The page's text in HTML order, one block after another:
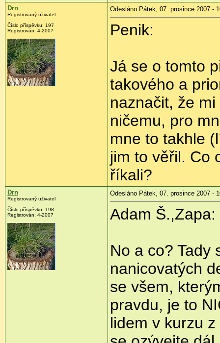
Drn
Registrovaný uživatel
Číslo příspěvku: 197
Registrován: 4-2007
Odesláno Pátek, 07. prosince 2007 -
Penik:
Já se o tomto
takového a
naznačit, že
ničemu, pro
mne to takhle
jim to věřil. Co
říkali?
Drn
Registrovaný uživatel
Číslo příspěvku: 198
Registrován: 4-2007
Odesláno Pátek, 07. prosince 2007 -
Adam Š.,Zapa:
No a co? Tady
nanicovatých
se všem,
pravdu, je to
lidem v kurzu